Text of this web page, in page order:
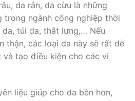
da rắn, da cừu là những
trong ngành công nghiệp thời
túi da, thắt lưng,… Nếu
thận, các loại da này sẽ rất dễ
và tạo điều kiện cho các vi
liệu giúp cho da bền hơn,